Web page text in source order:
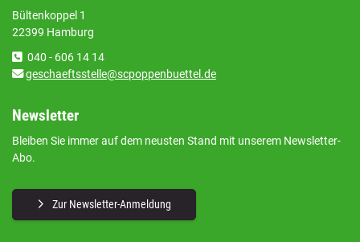
Bültenkoppel 1
22399 Hamburg
040 - 606 14 14
geschaeftsstelle@scpoppenbuettel.de
Newsletter
Bleiben Sie immer auf dem neusten Stand mit unserem Newsletter-
Abo.
Zur Newsletter-Anmeldung